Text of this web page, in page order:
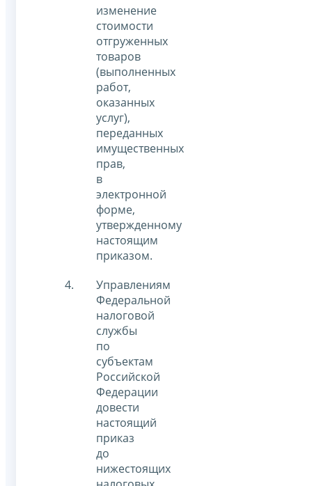
изменение
стоимости
отгруженных
товаров
(выполненных
работ,
оказанных
услуг),
переданных
имущественных
прав,
в
электронной
форме,
утвержденному
настоящим
приказом.
Управлениям
Федеральной
налоговой
службы
по
субъектам
Российской
Федерации
довести
настоящий
приказ
до
нижестоящих